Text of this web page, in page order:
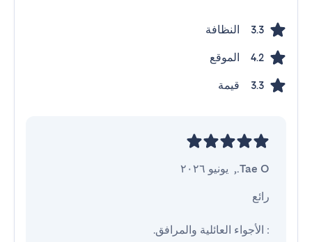
3.3 النظافة
4.2 الموقع
3.3 قيمة
Tae O.
, يونيو ٢٠٢٦
: الأجواء العائلية والمرافق.